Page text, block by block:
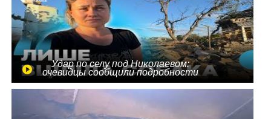
Удар по селу под Николаевом:
очевидцы сообщили подробности